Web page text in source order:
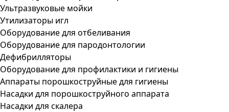
Ультразвуковые мойки
Утилизаторы игл
Оборудование для отбеливания
Оборудование для пародонтологии
Дефибрилляторы
Оборудование для профилактики и гигиены
Аппараты порошкоструйные для гигиены
Насадки для порошкоструйного аппарата
Насадки для скалера